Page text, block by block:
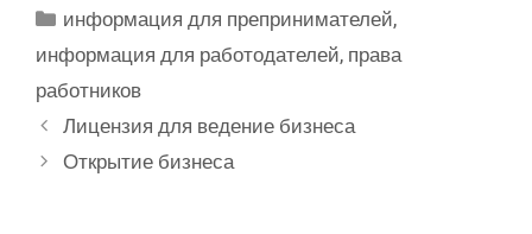
Рубрики
информация для препринимателей,
информация для работодателей, права
работников
Лицензия для ведение бизнеса
Открытие бизнеса